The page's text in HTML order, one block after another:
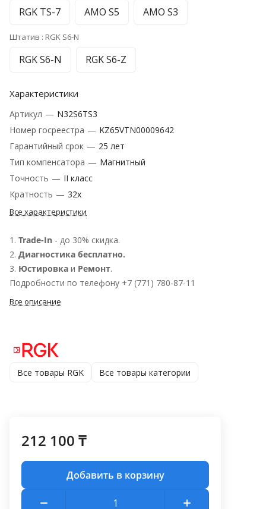
RGK TS-7 AMO S5 AMO S3
Штатив : RGK S6-N
RGK S6-N RGK S6-Z
Характеристики
Артикул — N32S6TS3
Номер госреестра — KZ65VTN00009642
Гарантийный срок — 25 лет
Тип компенсатора — Магнитный
Точность — II класс
Кратность — 32х
Все характеристики
1. Trade-In - до 30% скидка.
2. Диагностика бесплатно.
3. Юстировка и Ремонт.
Подробности по телефону +7 (771) 780-87-11
Все описание
Все товары RGK Все товары категории
212 100 ₸
Добавить в корзину